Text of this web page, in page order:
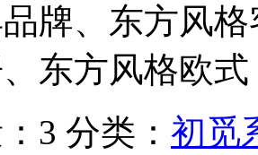
牌、东方风
东方风格欧式
3 分类： 初觅